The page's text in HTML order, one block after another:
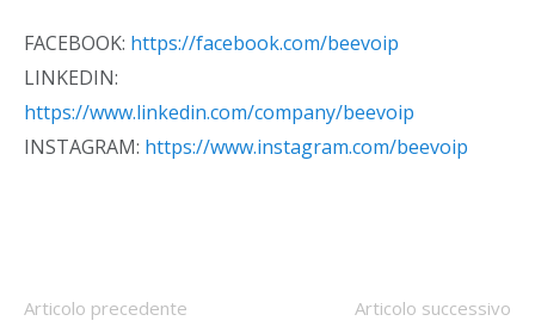
FACEBOOK: https://facebook.com/beevoip
LINKEDIN:
https://www.linkedin.com/company/beevoip
INSTAGRAM: https://www.instagram.com/beevoip
Articolo precedente Articolo successivo